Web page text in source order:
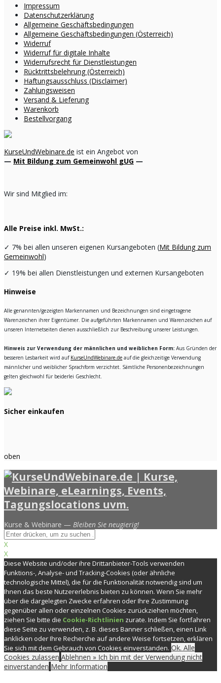
Impressum
Datenschutzerklärung
Allgemeine Geschäftsbedingungen
Allgemeine Geschäftsbedingungen (Österreich)
Widerruf
Widerruf für digitale Inhalte
Widerrufsrecht für Dienstleistungen
Rücktrittsbelehrung (Österreich)
Haftungsausschluss (Disclaimer)
Zahlungsweisen
Versand & Lieferung
Warenkorb
Bestellvorgang
KurseUndWebinare.de ist ein Angebot von
— Mit Bildung zum Gemeinwohl gUG —
Wir sind Mitglied im:
Alle Preise inkl. MwSt.:
✓ 7% bei allen unseren eigenen Kursangeboten (Mit Bildung zum
Gemeinwohl)
✓ 19% bei allen Dienstleistungen und externen Kursangeboten
Hinweise
Alle genannten/gezeigten Markennamen und Bezeichnungen sind eingetragene
Warenzeichen ihrer Eigentümer. Die aufgeführten Markennamen und Warenzeichen auf
unseren Internetseiten dienen ausschließlich zur Beschreibung unserer Leistungen.
Hinweis zur Verwendung der männlichen und weiblichen Form: Aus Gründen der
besseren Lesbarkeit wird auf KurseUndWebinare.de auf die gleichzeitige Verwendung
männlicher und weiblicher Sprachform verzichtet. Sämtliche Personenbezeichnungen
gelten gleichwohl für beiderlei Geschlecht.
Sicher einkaufen
oben
Kurse & Webinare — Bleiben Sie neugierig!
X
X
Diese Website und/oder ihre Drittanbieter-Tools verwenden
Funktions-, Analyse- und Tracking-Cookies (oder ähnliche
technologische Mittel), die für die Funktionalität notwendig sind um
Ihnen das beste Nutzererlebnis bieten zu können. Wenn Sie mehr
über die dargelegten Zwecke erfahren oder Ihre Zustimmung
gegenüber allen oder einzelnen Cookies zurückziehen möchten,
ziehen Sie bitte die Cookie-Richtlinien zurate. Indem Sie fortfahren
diese Seite zu verwenden, z. B. dieses Banner schließen, einen Link
anklicken oder Ihre Recherche auf andere Weise fortsetzen, erklären
Sie sich mit dem Gebrauch von Cookies einverstanden. Ok. Alle
Cookies zulassen Ablehnen » Ich bin mit der Verwendung nicht
einverstanden Mehr Information